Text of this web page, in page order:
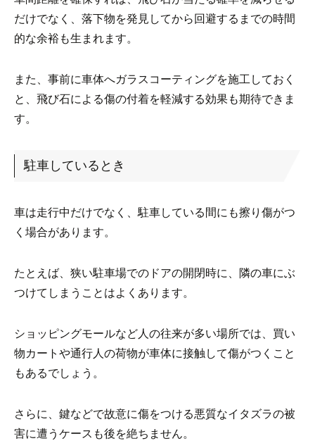
だけでなく、落下物を発見してから回避するまでの時間
的な余裕も生まれます。
また、事前に車体へガラスコーティングを施工しておく
と、飛び石による傷の付着を軽減する効果も期待できま
す。
駐車しているとき
車は走行中だけでなく、駐車している間にも擦り傷がつ
く場合があります。
たとえば、狭い駐車場でのドアの開閉時に、隣の車にぶ
つけてしまうことはよくあります。
ショッピングモールなど人の往来が多い場所では、買い
物カートや通行人の荷物が車体に接触して傷がつくこと
もあるでしょう。
さらに、鍵などで故意に傷をつける悪質なイタズラの被
害に遭うケースも後を絶ちません。